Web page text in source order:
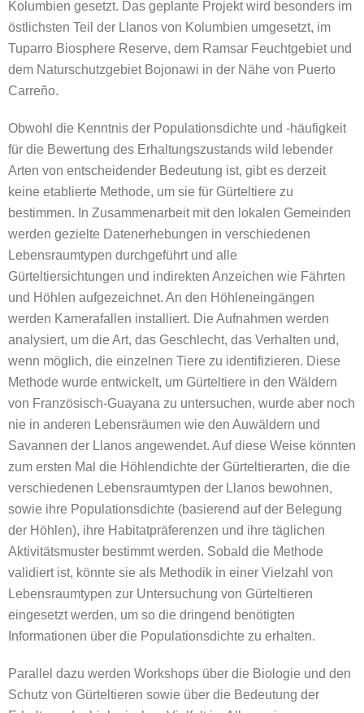
Kolumbien gesetzt. Das geplante Projekt wird besonders im
östlichsten Teil der Llanos von Kolumbien umgesetzt, im
Tuparro Biosphere Reserve, dem Ramsar Feuchtgebiet und
dem Naturschutzgebiet Bojonawi in der Nähe von Puerto
Carreño.
Obwohl die Kenntnis der Populationsdichte und -häufigkeit
für die Bewertung des Erhaltungszustands wild lebender
Arten von entscheidender Bedeutung ist, gibt es derzeit
keine etablierte Methode, um sie für Gürteltiere zu
bestimmen. In Zusammenarbeit mit den lokalen Gemeinden
werden gezielte Datenerhebungen in verschiedenen
Lebensraumtypen durchgeführt und alle
Gürteltiersichtungen und indirekten Anzeichen wie Fährten
und Höhlen aufgezeichnet. An den Höhleneingängen
werden Kamerafallen installiert. Die Aufnahmen werden
analysiert, um die Art, das Geschlecht, das Verhalten und,
wenn möglich, die einzelnen Tiere zu identifizieren. Diese
Methode wurde entwickelt, um Gürteltiere in den Wäldern
von Französisch-Guayana zu untersuchen, wurde aber noch
nie in anderen Lebensräumen wie den Auwäldern und
Savannen der Llanos angewendet. Auf diese Weise könnten
zum ersten Mal die Höhlendichte der Gürteltierarten, die die
verschiedenen Lebensraumtypen der Llanos bewohnen,
sowie ihre Populationsdichte (basierend auf der Belegung
der Höhlen), ihre Habitatpräferenzen und ihre täglichen
Aktivitätsmuster bestimmt werden. Sobald die Methode
validiert ist, könnte sie als Methodik in einer Vielzahl von
Lebensraumtypen zur Untersuchung von Gürteltieren
eingesetzt werden, um so die dringend benötigten
Informationen über die Populationsdichte zu erhalten.
Parallel dazu werden Workshops über die Biologie und den
Schutz von Gürteltieren sowie über die Bedeutung der